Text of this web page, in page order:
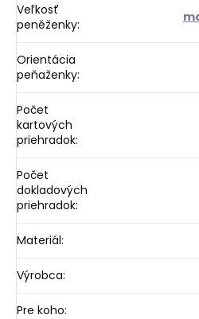
Veľkosť
peněženky:
Orientácia
peňaženky:
Počet
kartových
priehradok:
Počet
dokladových
priehradok:
Materiál:
Výrobca:
Pre koho: